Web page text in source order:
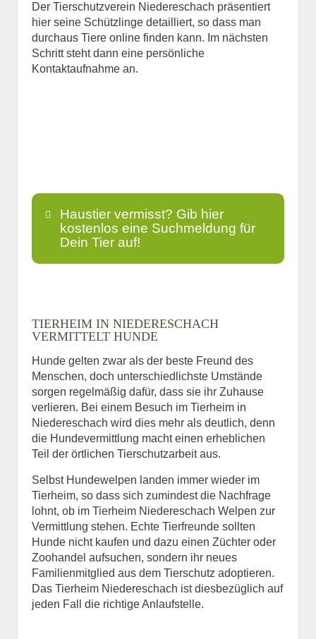
Der Tierschutzverein Niedereschach präsentiert
hier seine Schützlinge detailliert, so dass man
durchaus Tiere online finden kann. Im nächsten
Schritt steht dann eine persönliche
Kontaktaufnahme an.
Haustier vermisst? Gib hier
kostenlos eine Suchmeldung für
Dein Tier auf!
E-Mail*
Informationen über das
Tier.
Art des Tiers*
TIERHEIM IN NIEDERESCHACH
VERMITTELT HUNDE
Hunde gelten zwar als der beste Freund des
Menschen, doch unterschiedlichste Umstände
sorgen regelmäßig dafür, dass sie ihr Zuhause
verlieren. Bei einem Besuch im Tierheim in
Niedereschach wird dies mehr als deutlich, denn
die Hundevermittlung macht einen erheblichen
Teil der örtlichen Tierschutzarbeit aus.
Selbst Hundewelpen landen immer wieder im
Tierheim, so dass sich zumindest die Nachfrage
lohnt, ob im Tierheim Niedereschach Welpen zur
Vermittlung stehen. Echte Tierfreunde sollten
Hunde nicht kaufen und dazu einen Züchter oder
Zoohandel aufsuchen, sondern ihr neues
Familienmitglied aus dem Tierschutz adoptieren.
Das Tierheim Niedereschach ist diesbezüglich auf
jeden Fall die richtige Anlaufstelle.